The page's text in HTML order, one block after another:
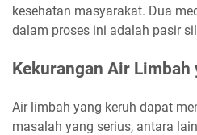
kesehatan masyarakat. Dua
dalam proses ini adalah pasir
Kekurangan Air Limbah
Air limbah yang keruh dapat
masalah yang serius, antara